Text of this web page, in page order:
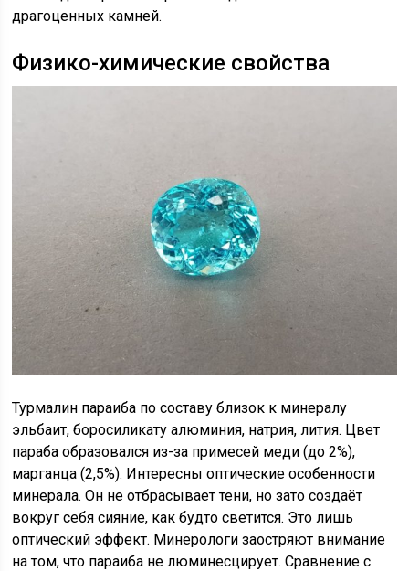
драгоценных камней.
Физико-химические свойства
Турмалин параиба по составу близок к минералу
эльбаит, боросиликату алюминия, натрия, лития. Цвет
параба образовался из-за примесей меди (до 2%),
марганца (2,5%). Интересны оптические особенности
минерала. Он не отбрасывает тени, но зато создаёт
вокруг себя сияние, как будто светится. Это лишь
оптический эффект. Минерологи заостряют внимание
на том, что параиба не люминесцирует. Сравнение с